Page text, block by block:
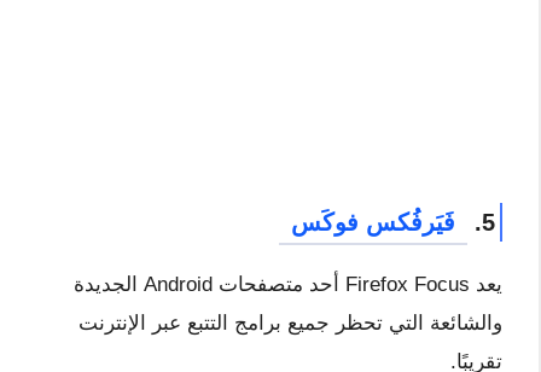
5. فَيَرفُكس فوكَس
يعد Firefox Focus أحد متصفحات Android الجديدة
والشائعة التي تحظر جميع برامج التتبع عبر الإنترنت
تقريبًا.